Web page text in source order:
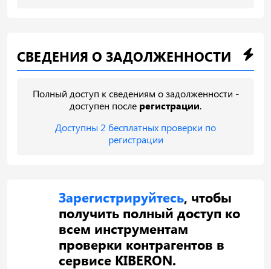
СВЕДЕНИЯ О ЗАДОЛЖЕННОСТИ
Полный доступ к сведениям о задолженности -
доступен после регистрации.
Доступны 2 бесплатных проверки по
регистрации
Зарегистрируйтесь, чтобы
получить полный доступ ко
всем инструментам
проверки контрагентов в
сервисе KIBERON.